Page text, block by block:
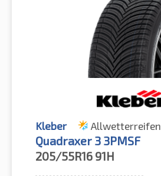
Kleber Allwetterreifen
Quadraxer 3 3PMSF
205/55R16 91H